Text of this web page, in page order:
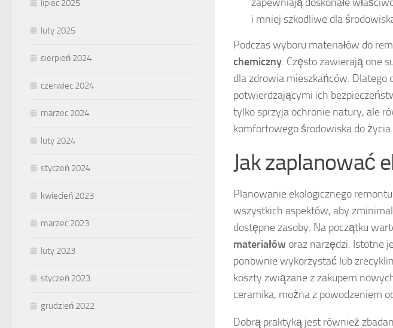
i mniej szkodliwe dla
Podczas wyboru materiałów do
chemiczny. Często zawierają one
dla zdrowia mieszkańców.
potwierdzającymi ich
tylko sprzyja ochronie natury, ale
komfortowego środowiska do życia.
Jak zaplanować
Planowanie ekologicznego
wszystkich aspektów, aby
dostępne zasoby. Na początku
materiałów oraz narzędzi. Istotne
ponownie wykorzystać lub
koszty związane z zakupem
ceramika, można z powodzeniem
Dobrą praktyką jest również
lipiec 2025
luty 2025
sierpień 2024
czerwiec 2024
marzec 2024
luty 2024
styczeń 2024
kwiecień 2023
marzec 2023
luty 2023
styczeń 2023
grudzień 2022